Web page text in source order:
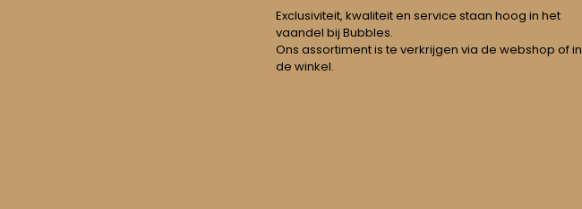
Exclusiviteit, kwaliteit en service staan hoog in het
vaandel bij Bubbles.
Ons assortiment is te verkrijgen via de webshop of in
de winkel.